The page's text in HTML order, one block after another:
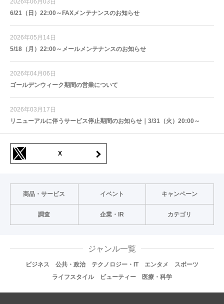
2026年06月03日
6/21（日）22:00～FAXメンテナンスのお知らせ
2026年05月14日
5/18（月）22:00～メールメンテナンスのお知らせ
2026年04月06日
ゴールデンウィーク期間の営業について
2026年03月17日
リニューアルに伴うサービス停止期間のお知らせ｜3/31（火）20:00～
X
商品・サービス イベント キャンペーン
調査 企業・IR カテゴリ
ジャンル一覧
ビジネス 公共・政治 テクノロジー・IT エンタメ
スポーツ
ライフスタイル
ビューティー 医療・科学